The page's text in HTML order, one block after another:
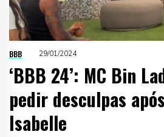
BBB 29/01/2024
‘BBB 24’: MC Bin
pedir desculpas
Isabelle